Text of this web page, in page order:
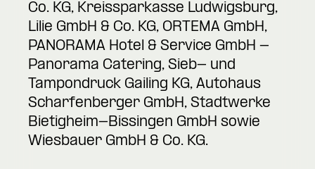
Co. KG, Kreissparkasse Ludwigsburg,
Lilie GmbH & Co. KG, ORTEMA GmbH,
PANORAMA Hotel & Service GmbH -
Panorama Catering, Sieb- und
Tampondruck Gailing KG, Autohaus
Scharfenberger GmbH, Stadtwerke
Bietigheim-Bissingen GmbH sowie
Wiesbauer GmbH & Co. KG.